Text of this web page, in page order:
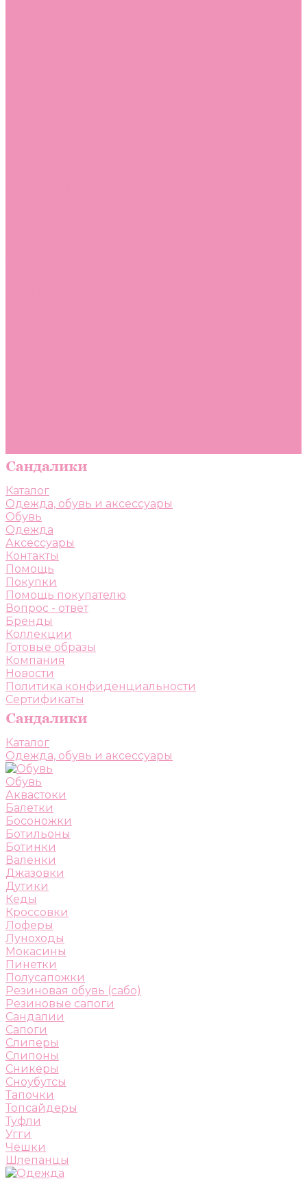
Каталог
Одежда, обувь и аксессуары
Обувь
Одежда
Аксессуары
Контакты
Помощь
Покупки
Помощь покупателю
Вопрос - ответ
Бренды
Коллекции
Готовые образы
Компания
Новости
Политика конфиденциальности
Сертификаты
Каталог
Одежда, обувь и аксессуары
Обувь
Аквастоки
Балетки
Босоножки
Ботильоны
Ботинки
Валенки
Джазовки
Дутики
Кеды
Кроссовки
Лоферы
Луноходы
Мокасины
Пинетки
Полусапожки
Резиновая обувь (сабо)
Резиновые сапоги
Сандалии
Сапоги
Слиперы
Слипоны
Сникеры
Сноубутсы
Тапочки
Топсайдеры
Туфли
Угги
Чешки
Шлепанцы